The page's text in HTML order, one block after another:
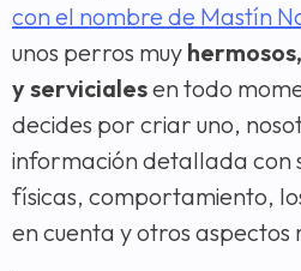
con el nombre de Mastín
unos perros muy
y servicialesen todo
decides por criar uno,
información detallada con
físicas, comportamiento,
en cuenta y otros aspectos